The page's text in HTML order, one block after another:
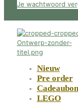
Je wachtwoord
Nieuw
Pre order
Cadeaubon
LEGO